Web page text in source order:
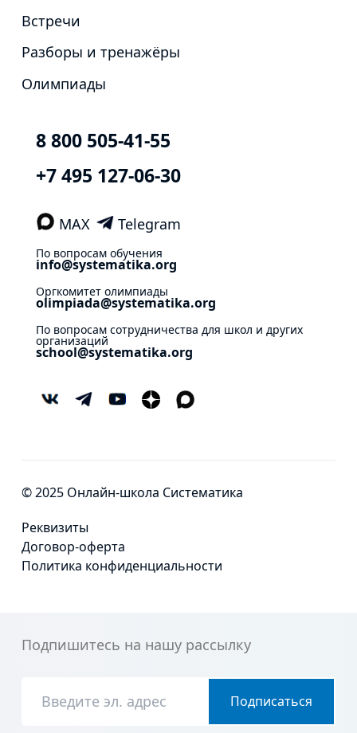
Встречи
Разборы и тренажёры
Олимпиады
8 800 505-41-55
+7 495 127-06-30
MAX Telegram
По вопросам обучения
info@systematika.org
Оргкомитет олимпиады
olimpiada@systematika.org
По вопросам сотрудничества для школ и других
организаций
school@systematika.org
© 2025 Онлайн-школа Систематика
Реквизиты
Договор-оферта
Политика конфиденциальности
Подпишитесь на нашу рассылку
Подписаться